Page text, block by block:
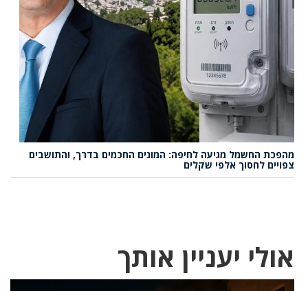
מהפכת החשמל מגיעה לחיפה: המונים החכמים בדרך, והתושבים
צפויים לחסוך אלפי שקלים
אולי יעניין אותך